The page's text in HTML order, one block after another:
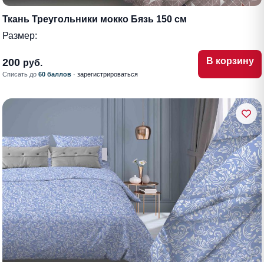
Ткань Треугольники мокко Бязь 150 см
Размер:
200 руб.
Списать до 60 баллов · зарегистрироваться
В корзину